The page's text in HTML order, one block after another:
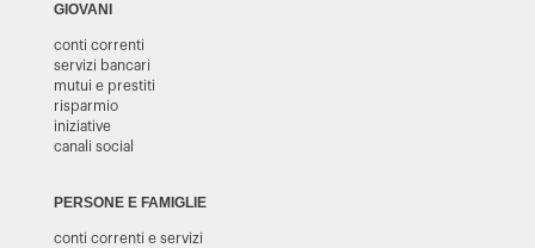
GIOVANI
conti correnti
servizi bancari
mutui e prestiti
risparmio
iniziative
canali social
PERSONE E FAMIGLIE
conti correnti e servizi